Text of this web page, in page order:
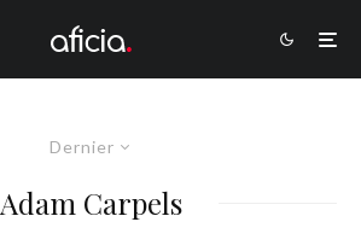
Dernier
Adam Carpels